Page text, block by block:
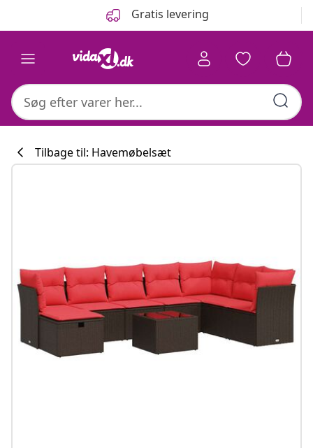
Gratis levering
#sharemevidaxl
Tilbage til: Havemøbelsæt